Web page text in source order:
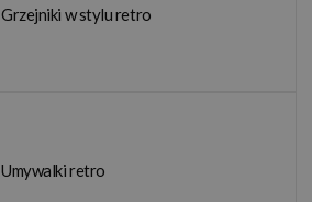
Grzejniki w stylu retro
Umywalki retro